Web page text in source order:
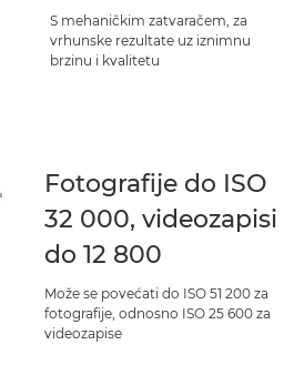
S mehaničkim zatvaračem, za
vrhunske rezultate uz iznimnu
brzinu i kvalitetu
Fotografije do ISO
32 000, videozapisi
do 12 800
Može se povećati do ISO 51 200 za
fotografije, odnosno ISO 25 600 za
videozapise